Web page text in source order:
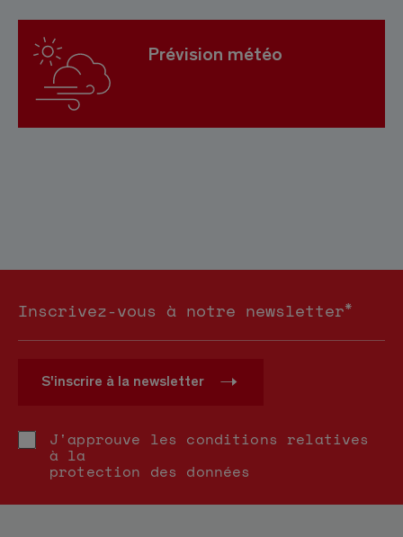
Prévision météo
Inscrivez-vous à notre newsletter*
S'inscrire à la newsletter
J'approuve les conditions relatives
à la
protection des données